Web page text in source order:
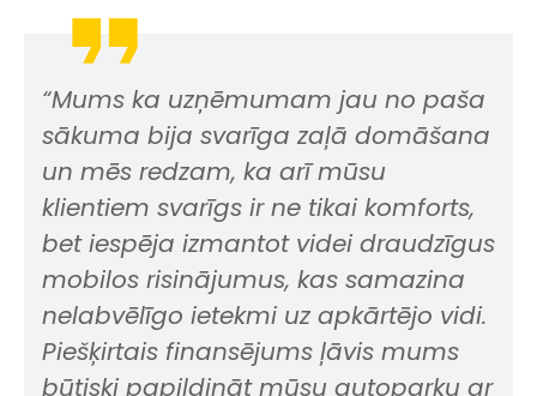
“Mums ka uzņēmumam jau no paša
sākuma bija svarīga zaļā domāšana
un mēs redzam, ka arī mūsu
klientiem svarīgs ir ne tikai komforts,
bet iespēja izmantot videi draudzīgus
mobilos risinājumus, kas samazina
nelabvēlīgo ietekmi uz apkārtējo vidi.
Piešķirtais finansējums ļāvis mums
būtiski papildināt mūsu autoparku ar